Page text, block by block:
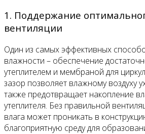
1. Поддержание
вентиляции
Один из самых эффективных
влажности – обеспечение
утеплителем и мембраной для
зазор позволяет влажному воздуху
также предотвращает накопление
утеплителя. Без правильной
влага может проникать в
благоприятную среду для